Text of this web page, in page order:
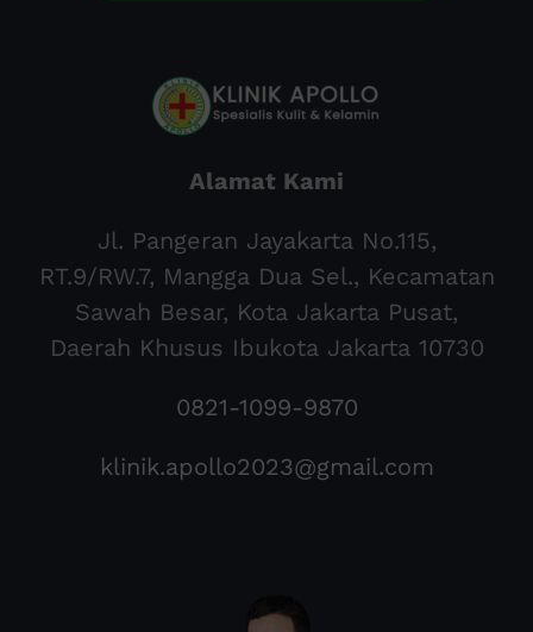
Alamat Kami
Jl. Pangeran Jayakarta No.115,
RT.9/RW.7, Mangga Dua Sel., Kecamatan
Sawah Besar, Kota Jakarta Pusat,
Daerah Khusus Ibukota Jakarta 10730
0821-1099-9870
klinik.apollo2023@gmail.com